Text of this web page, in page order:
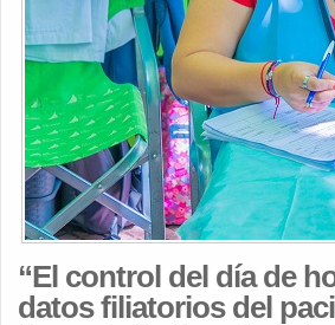
“El control del día de
datos filiatorios del